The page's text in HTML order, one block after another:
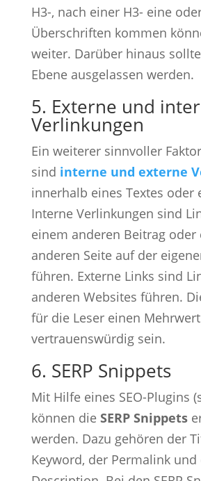
H3-, nach einer H3- eine
Überschriften kommen
weiter. Darüber hinaus
Ebene ausgelassen werden.
5. Externe und
Verlinkungen
Ein weiterer sinnvoller
sind interne und externe
innerhalb eines Textes oder
Interne Verlinkungen sind
einem anderen Beitrag oder
anderen Seite auf der
führen. Externe Links sind
anderen Websites führen.
für die Leser einen
vertrauenswürdig sein.
6. SERP Snippets
Mit Hilfe eines SEO-Plugins
können die SERP Snippets
werden. Dazu gehören der
Keyword, der Permalink und